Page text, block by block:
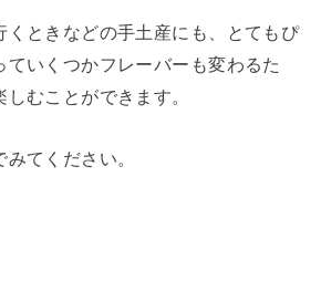
くときなどの手土産にも、とてもぴ
ていくつかフレーバーも変わるた
むことができます。
てください。